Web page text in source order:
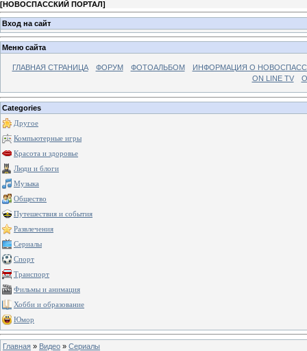
[НОВОСПАССКИЙ ПОРТАЛ]
Вход на сайт
Меню сайта
ГЛАВНАЯ СТРАНИЦА ФОРУМ ФОТОАЛЬБОМ
ИНФОРМАЦИЯ О
ON LINE TV
Categories
Другое
Компьютерные игры
Красота и здоровье
Люди и блоги
Музыка
Общество
Путешествия и события
Развлечения
Сериалы
Спорт
Транспорт
Фильмы и анимация
Хобби и образование
Юмор
Главная » Видео » Сериалы